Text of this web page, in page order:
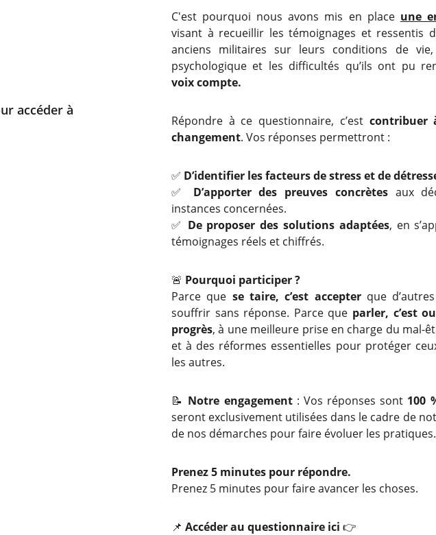
C'est pourquoi nous avons mis en place une
visant à recueillir les témoignages et ressentis
anciens militaires sur leurs conditions de
psychologique et les difficultés qu’ils ont pu
voix compte.
Répondre à ce questionnaire, c’est contribuer
changement. Vos réponses permettront :
✅ D’identifier les facteurs de stress et de
✅ D’apporter des preuves concrètesaux
instances concernées.
✅ De proposer des solutions adaptées, en
témoignages réels et chiffrés.
🚨 Pourquoi participer ?
Parce que se taire, c’est accepterque
souffrir sans réponse. Parce que parler, c’est
progrès, à une meilleure prise en charge du mal-
et à des réformes essentielles pour protéger
les autres.
📝 Notre engagement: Vos réponses sont 100
seront exclusivement utilisées dans le cadre de
de nos démarches pour faire évoluer les pratiques.
Prenez 5 minutes pour répondre.
Prenez 5 minutes pour faire avancer les choses.
📌 Accéder au questionnaire ici 👉
accéder à